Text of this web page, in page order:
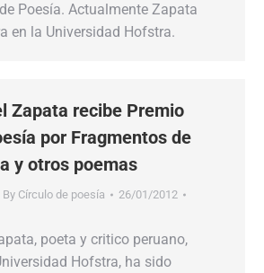
Poesía. Actualmente Zapata
en la Universidad Hofstra.
Zapata recibe Premio
por Fragmentos de
y otros poemas
By Círculo de poesía
26/01/2012
poeta y critico peruano,
Hofstra, ha sido